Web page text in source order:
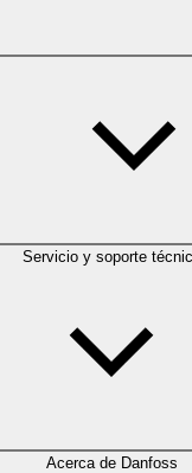
Servicio y soporte
Acerca de Danfoss